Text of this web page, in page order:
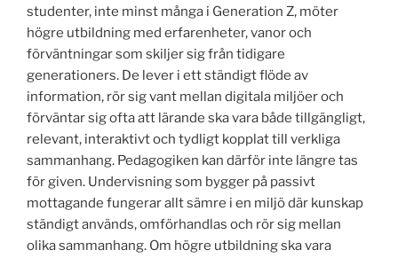
studenter, inte minst många i Generation Z, möter
högre utbildning med erfarenheter, vanor och
förväntningar som skiljer sig från tidigare
generationers. De lever i ett ständigt flöde av
information, rör sig vant mellan digitala miljöer och
förväntar sig ofta att lärande ska vara både tillgängligt,
relevant, interaktivt och tydligt kopplat till verkliga
sammanhang. Pedagogiken kan därför inte längre tas
för given. Undervisning som bygger på passivt
mottagande fungerar allt sämre i en miljö där kunskap
ständigt används, omförhandlas och rör sig mellan
olika sammanhang. Om högre utbildning ska vara